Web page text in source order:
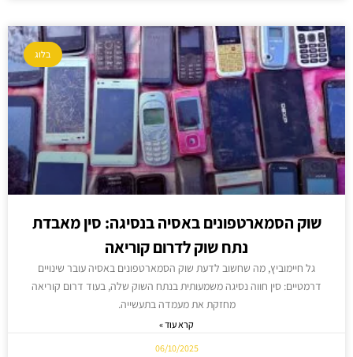
בלוג
שוק הסמארטפונים באסיה בנסיגה: סין מאבדת
נתח שוק לדרום קוריאה
גל חיימוביץ, מה שחשוב לדעת שוק הסמארטפונים באסיה עובר שינויים
דרמטיים: סין חווה נסיגה משמעותית בנתח השוק שלה, בעוד דרום קוריאה
מחזקת את מעמדה בתעשייה.
קרא עוד »
06/10/2025